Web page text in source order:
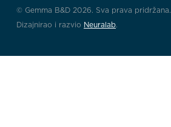
© Gemma B&D 2026. Sva prava pridržana.
Dizajnirao i razvio Neuralab.